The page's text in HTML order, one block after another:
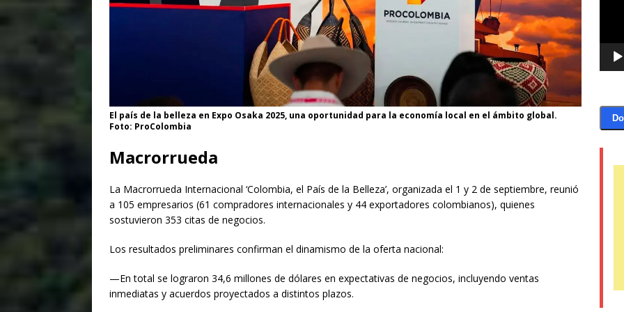
El país de la belleza en Expo Osaka 2025, una oportunidad para la economía local en el ámbito global.
Foto: ProColombia
Macr​orrueda
​La Macrorrueda Internacional ‘Colombia, el País de la Belleza’, organizada el 1 y 2 de septiembre, reunió
a 105 empresarios (61 compradores internacionales y 44 exportadores colombianos), quienes
sostuvieron 353 citas de negocios.
Los resultados preliminares confirman el dinamismo de la oferta nacional:
—En total se lograron 34,6 millones de dólares en expectativas de negocios, incluyendo ventas
inmediatas y acuerdos proyectados a distintos plazos.
$1.00